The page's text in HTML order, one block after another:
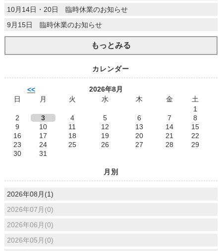
10月14日・20日 臨時休業のお知らせ
9月15日 臨時休業のお知らせ
もっとみる
カレンダー
<<
2026年8月
日
月 火 水 木 金
土
1
2
3 4 5 6 7
8
9
10 11 12 13 14
15
16
17 18 19 20 21
22
23
24 25 26 27 28
29
30
31
月別
2026年08月(1)
2026年07月(0)
2026年06月(0)
2026年05月(0)